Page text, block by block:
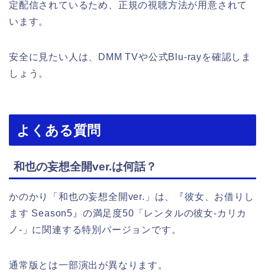
定配信されているため、正規の視聴方法が用意されて
います。
安全に見たい人は、DMM TVや公式Blu-rayを確認しま
しょう。
よくある質問
和也の妄想全開ver.は何話？
かのかり「和也の妄想全開ver.」は、『彼女、お借りし
ます Season5』の満足度50「レンタルの彼女-カリカ
ノ-」に関連する特別バージョンです。
通常版とは一部演出が異なります。